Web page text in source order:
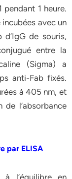
pendant 1 heure.
incubées avec un
de souris,
entre la
(Sigma) a
anti-Fab fixés.
à 405 nm, et
l’absorbance
par ELISA
l’équilibre en